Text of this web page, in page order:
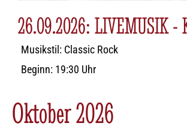
26.09.2026: LIVEMUSIK -
Musikstil: Classic Rock
Beginn: 19:30 Uhr
Oktober 2026